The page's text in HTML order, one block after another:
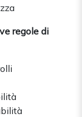
regole di